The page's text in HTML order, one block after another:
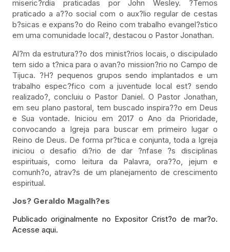
miseric?rdia praticadas por John Wesley. ?Temos
praticado a a??o social com o aux?lio regular de cestas
b?sicas e expans?o do Reino com trabalho evangel?stico
em uma comunidade local?, destacou o Pastor Jonathan.
Al?m da estrutura??o dos minist?rios locais, o discipulado
tem sido a t?nica para o avan?o mission?rio no Campo de
Tijuca. ?H? pequenos grupos sendo implantados e um
trabalho espec?fico com a juventude local est? sendo
realizado?, concluiu o Pastor Daniel. O Pastor Jonathan,
em seu plano pastoral, tem buscado inspira??o em Deus
e Sua vontade. Iniciou em 2017 o Ano da Prioridade,
convocando a Igreja para buscar em primeiro lugar o
Reino de Deus. De forma pr?tica e conjunta, toda a Igreja
iniciou o desafio di?rio de dar ?nfase ?s disciplinas
espirituais, como leitura da Palavra, ora??o, jejum e
comunh?o, atrav?s de um planejamento de crescimento
espiritual.
Jos? Geraldo Magalh?es
Publicado originalmente no Expositor Crist?o de mar?o.
Acesse aqui.